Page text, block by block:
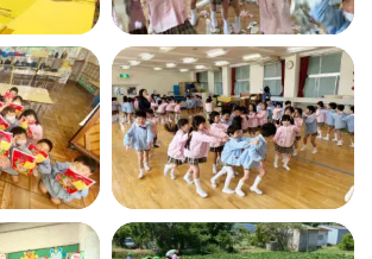
育 後の課外活動
課外授業
ブログ
ー よくあるご質問
プライバシーポリシー